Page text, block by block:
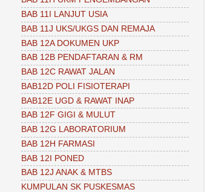
BAB 11I LANJUT USIA
BAB 11J UKS/UKGS DAN REMAJA
BAB 12A DOKUMEN UKP
BAB 12B PENDAFTARAN & RM
BAB 12C RAWAT JALAN
BAB12D POLI FISIOTERAPI
BAB12E UGD & RAWAT INAP
BAB 12F GIGI & MULUT
BAB 12G LABORATORIUM
BAB 12H FARMASI
BAB 12I PONED
BAB 12J ANAK & MTBS
KUMPULAN SK PUSKESMAS